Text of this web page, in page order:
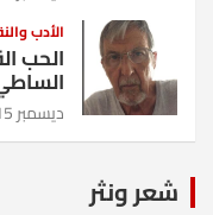
الأدب
الحب
ديسمبر 15, 2025
شعر ونثر